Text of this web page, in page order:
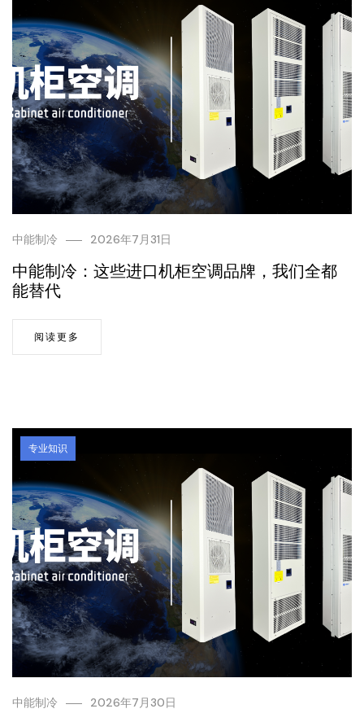
中能制冷 2026年7月31日
中能制冷：这些进口机柜空调品牌，我们全都
能替代
阅读更多
专业知识
中能制冷 2026年7月30日